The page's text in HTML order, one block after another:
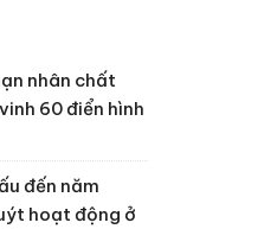
nhân chất
60 điển hình
đến năm
hoạt động ở